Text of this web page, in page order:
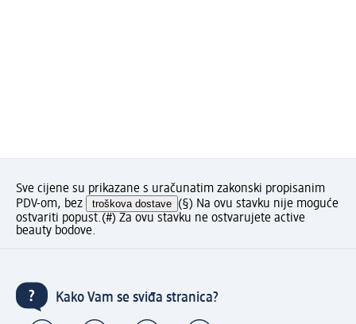
Sve cijene su prikazane s uračunatim zakonski propisanim
PDV-om, bez
troškova dostave (§) Na ovu stavku nije moguće
ostvariti popust.(#) Za ovu stavku ne ostvarujete active
beauty bodove.
Kako Vam se sviđa stranica?